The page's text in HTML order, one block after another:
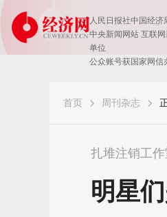
人民日报社中国经济
中央新闻网站 互联
单位
公众账号获国家网信
首页 周刊杂志
扎堆注销工作
明星